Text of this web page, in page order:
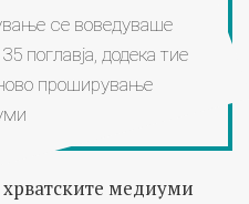
се воведуваше
поглавја, додека тие
проширување
медиуми